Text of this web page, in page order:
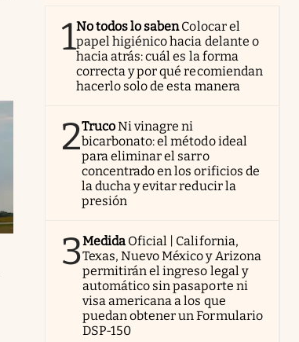
1No todos lo sabenColocar el
papel higiénico hacia delante o
hacia atrás: cuál es la forma
correcta y por qué recomiendan
hacerlo solo de esta manera
2TrucoNi vinagre ni
bicarbonato: el método ideal
para eliminar el sarro
concentrado en los orificios de
la ducha y evitar reducir la
presión
3Medida Oficial | California,
Texas, Nuevo México y Arizona
permitirán el ingreso legal y
automático sin pasaporte ni
visa americana a los que
puedan obtener un Formulario
DSP-150